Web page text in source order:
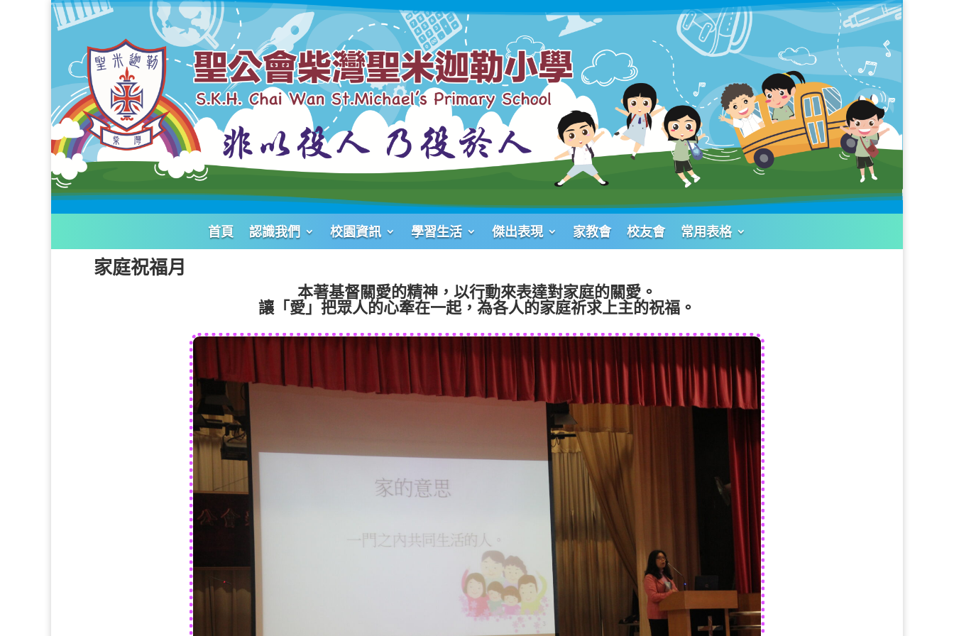
首頁 認識我們 校園資訊 學習生活 傑出表現 家教會 校友會 常用表格
家庭祝福月
本著基督關愛的精神，以行動來表達對家庭的關愛。
讓「愛」把眾人的心牽在一起，為各人的家庭祈求上主的祝福。